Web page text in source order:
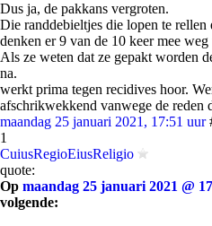
Dus ja, de pakkans vergroten.
Die randdebieltjes die lopen te rellen
denken er 9 van de 10 keer mee weg
Als ze weten dat ze gepakt worden
na.
werkt prima tegen recidives hoor.
afschrikwekkend vanwege de reden
maandag 25 januari 2021, 17:51 uur
1
CuiusRegioEiusReligio
quote:
Op maandag 25 januari 2021 @
volgende: